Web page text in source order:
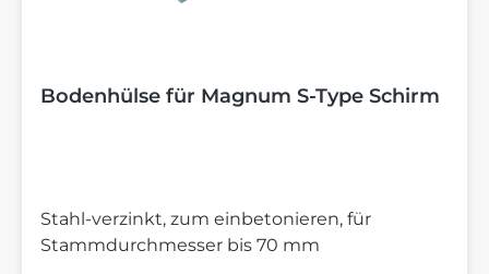
Bodenhülse für Magnum S-Type Schirm
Stahl-verzinkt, zum einbetonieren, für
Stammdurchmesser bis 70 mm